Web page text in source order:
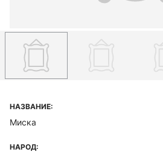
НАЗВАНИЕ:
Миска
НАРОД: